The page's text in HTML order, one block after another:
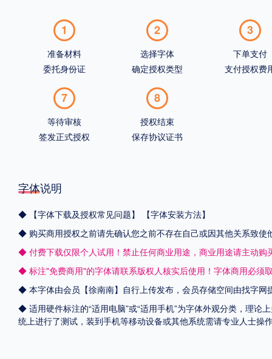
1
准备材料
委托身份证
2
选择字体
确定授权类型
3
下单支付
支付授权费
7
等待审核
签发正式授权
8
授权结束
保存协议证书
字体说明
◆ 【字体下载及授权常见问题】
【字体安装方法】
◆ 购买商用授权之前请先确认您之前不存在自己或因其他关系致使
◆ 付费下载仅限个人试用！禁止任何商业用途，商业用途请主动购
◆ 标注"免费商用"的字体请联系版权人核实后使用！字体商用必须
◆ 本字体由会员【徐南南】自行上传发布，会员存储空间由找字
◆ 适用硬件标注的“适用电脑”或“适用手机”为字体外观分类，理论
统上进行了测试，装到手机等移动设备或其他系统需请专业人士